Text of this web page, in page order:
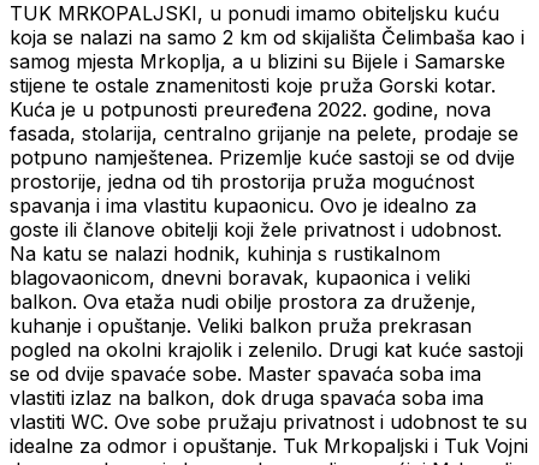
TUK MRKOPALJSKI, u ponudi imamo obiteljsku kuću
koja se nalazi na samo 2 km od skijališta Čelimbaša kao i
samog mjesta Mrkoplja, a u blizini su Bijele i Samarske
stijene te ostale znamenitosti koje pruža Gorski kotar.
Kuća je u potpunosti preuređena 2022. godine, nova
fasada, stolarija, centralno grijanje na pelete, prodaje se
potpuno namještenea. Prizemlje kuće sastoji se od dvije
prostorije, jedna od tih prostorija pruža mogućnost
spavanja i ima vlastitu kupaonicu. Ovo je idealno za
goste ili članove obitelji koji žele privatnost i udobnost.
Na katu se nalazi hodnik, kuhinja s rustikalnom
blagovaonicom, dnevni boravak, kupaonica i veliki
balkon. Ova etaža nudi obilje prostora za druženje,
kuhanje i opuštanje. Veliki balkon pruža prekrasan
pogled na okolni krajolik i zelenilo. Drugi kat kuće sastoji
se od dvije spavaće sobe. Master spavaća soba ima
vlastiti izlaz na balkon, dok druga spavaća soba ima
vlastiti WC. Ove sobe pružaju privatnost i udobnost te su
idealne za odmor i opuštanje. Tuk Mrkopaljski i Tuk Vojni